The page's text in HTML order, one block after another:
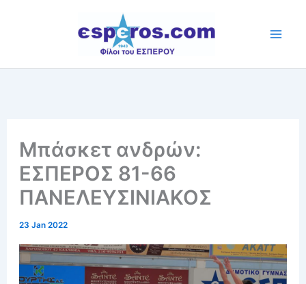
Μπάσκετ ανδρών:
ΕΣΠΕΡΟΣ 81-66
ΠΑΝΕΛΕΥΣΙΝΙΑΚΟΣ
23 Jan 2022